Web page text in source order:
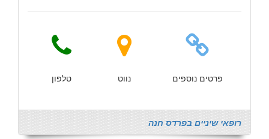
פרטים נוספים נווט טלפון
רופאי שיניים בפרדס חנה